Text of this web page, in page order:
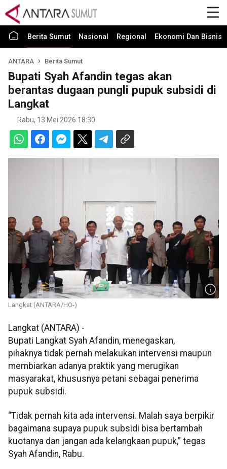
Berita Sumut Nasional Regional Ekonomi Dan Bisnis
ANTARA Berita Sumut
Bupati Syah Afandin tegas akan
berantas dugaan pungli pupuk subsidi di
Langkat
Rabu, 13 Mei 2026 18:30
Langkat (ANTARA/HO-)
Langkat (ANTARA) -
Bupati Langkat Syah Afandin, menegaskan,
pihaknya tidak pernah melakukan intervensi maupun
membiarkan adanya praktik yang merugikan
masyarakat, khususnya petani sebagai penerima
pupuk subsidi.
“Tidak pernah kita ada intervensi. Malah saya berpikir
bagaimana supaya pupuk subsidi bisa bertambah
kuotanya dan jangan ada kelangkaan pupuk,” tegas
Syah Afandin, Rabu.